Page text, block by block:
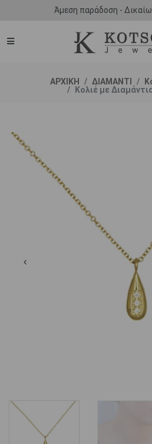
Άμεση παράδοση -
ΑΡΧΙΚΗ ΔΙΑΜΑΝΤΙ
Κολιέ με